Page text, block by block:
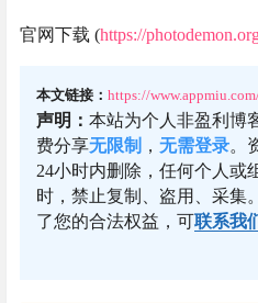
官网下载 (https://
本文链接： https://
声明： 本站为个人非盈利博
费分享无限制 ， 无需登录。
24小时内删除，任何个人或
时，禁止复制、盗用、采集
了您的合法权益，可联系我